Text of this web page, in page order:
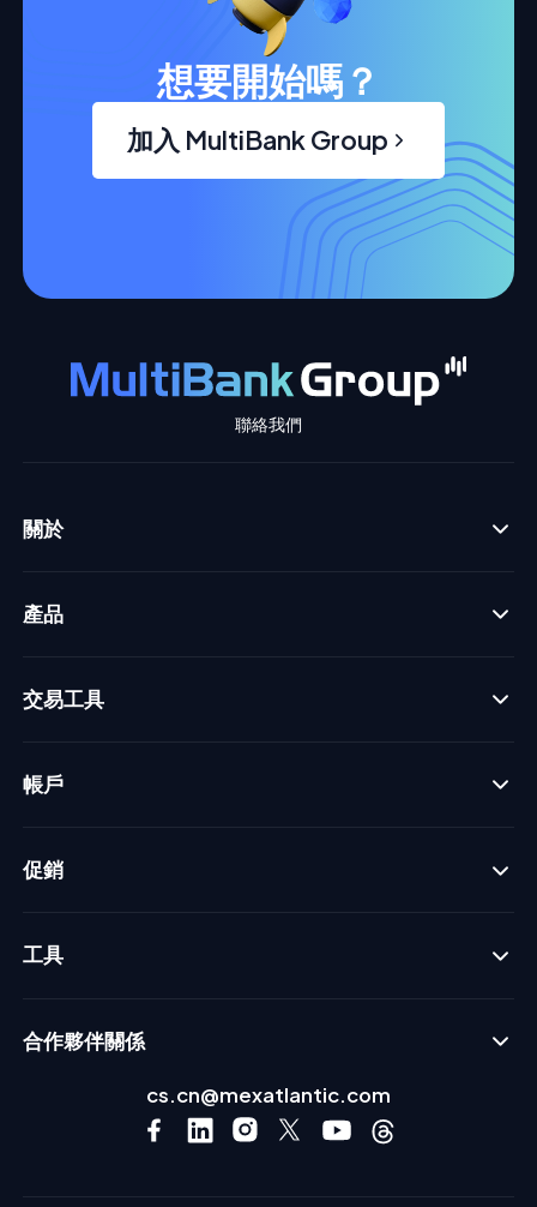
想要開始嗎？
加入 MultiBank Group
聯絡我們
關於
產品
交易工具
帳戶
促銷
工具
合作夥伴關係
cs.cn@mexatlantic.com